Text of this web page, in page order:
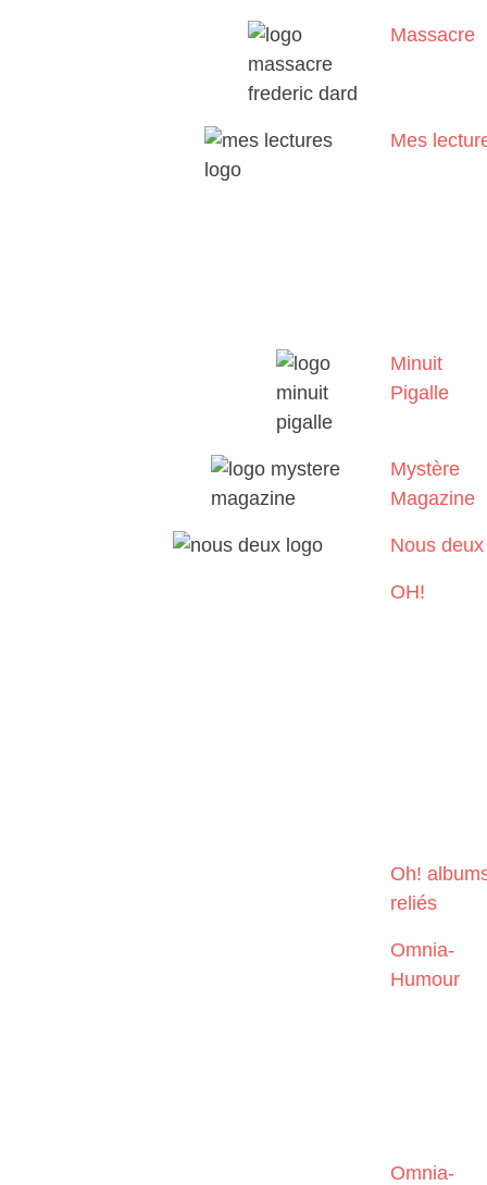
Massacre
Mes
Minuit
Pigalle
Mystère
Magazine
Nous deux
OH!
Oh!
reliés
Omnia-
Humour
Omnia-